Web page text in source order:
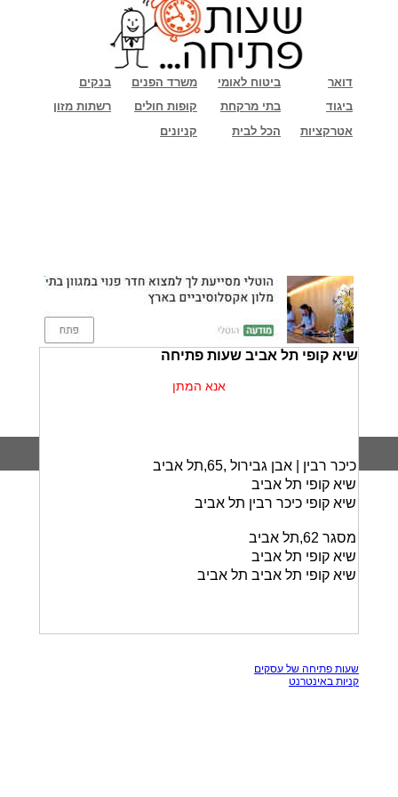
בנקים משרד הפנים ביטוח לאומי
דואר
רשתות מזון
קופות חולים בתי מרקחת
ביגוד
קניונים
הכל לבית אטרקציות
שיא קופי תל אביב שעות פתיחה
אנא המתן
כיכר רבין | אבן גבירול ,65,תל אביב
שיא קופי תל אביב
שיא קופי כיכר רבין תל אביב
מסגר 62,תל אביב
שיא קופי תל אביב
שיא קופי תל אביב תל אביב
שעות פתיחה של עסקים
קניות באינטרנט